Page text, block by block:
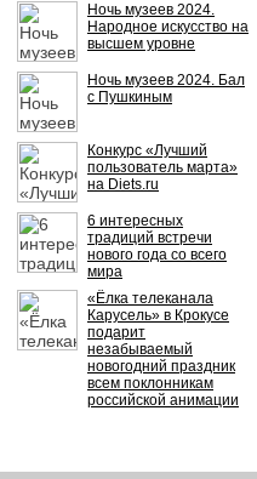
Ночь музеев 2024.
Народное искусство на
высшем уровне
Ночь музеев 2024. Бал
с Пушкиным
Конкурс «Лучший
пользователь марта»
на Diets.ru
6 интересных
традиций встречи
нового года со всего
мира
«Ёлка телеканала
Карусель» в Крокусе
подарит
незабываемый
новогодний праздник
всем поклонникам
российской анимации